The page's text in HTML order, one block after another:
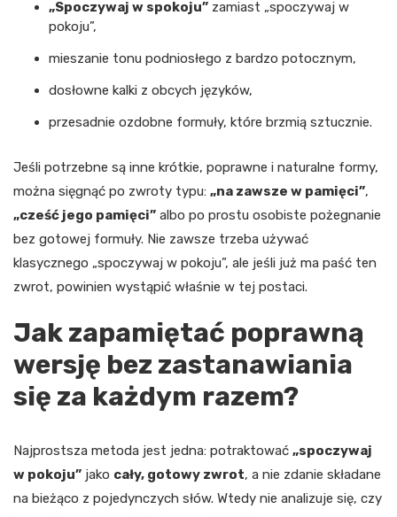
„Spoczywaj w spokoju” zamiast „spoczywaj w
pokoju”,
mieszanie tonu podniosłego z bardzo potocznym,
dosłowne kalki z obcych języków,
przesadnie ozdobne formuły, które brzmią sztucznie.
Jeśli potrzebne są inne krótkie, poprawne i naturalne formy,
można sięgnąć po zwroty typu: „na zawsze w pamięci”,
„cześć jego pamięci” albo po prostu osobiste pożegnanie
bez gotowej formuły. Nie zawsze trzeba używać
klasycznego „spoczywaj w pokoju”, ale jeśli już ma paść ten
zwrot, powinien wystąpić właśnie w tej postaci.
Jak zapamiętać poprawną
wersję bez zastanawiania
się za każdym razem?
Najprostsza metoda jest jedna: potraktować „spoczywaj
w pokoju” jako cały, gotowy zwrot, a nie zdanie składane
na bieżąco z pojedynczych słów. Wtedy nie analizuje się, czy